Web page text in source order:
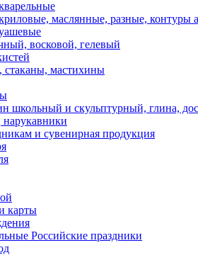
маслянные, разные, контуры
восковой, гелевый
стаканы, мастихины
школьный и скульптурный, глина,
и сувенирная продукция
карты
Российские праздники